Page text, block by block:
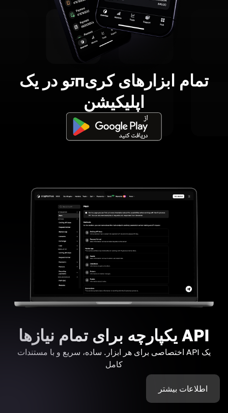
تمام ابزارهای کریпتو در یک
اپلیکیشن
API یکپارچه برای تمام نیازها
یک API اختصاصی برای هر ابزار. ساده، سریع و با مستندات
کامل
اطلاعات بیشتر